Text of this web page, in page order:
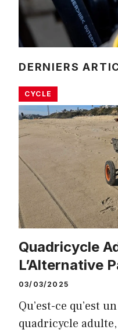
DERNIERS
CYCLE
Quadricycle
L’Alternative
03/03/2025
Qu’est-ce qu’est
quadricycle